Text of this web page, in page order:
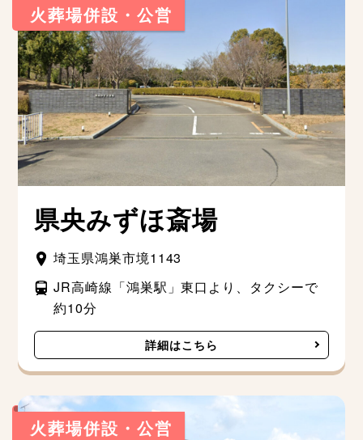
火葬場併設・公営
県央みずほ斎場
埼玉県鴻巣市境1143
JR高崎線「鴻巣駅」東口より、タクシーで
約10分
詳細はこちら
火葬場併設・公営